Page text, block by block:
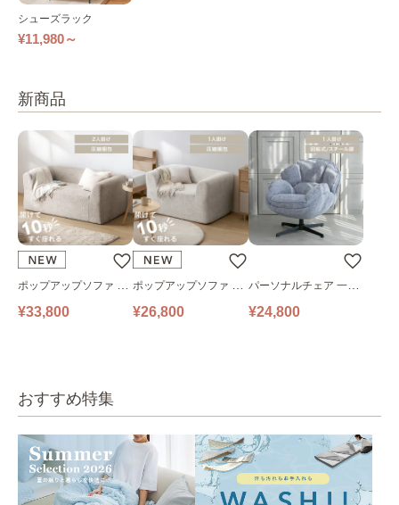
シューズラック
¥11,980～
新商品
ポップアップソファ ソ
ファ フロアソファ 幅14
¥33,800
ポップアップソファ ソ
ファ フロアソファ 幅10
¥26,800
パーソナルチェア 一人
掛けソファ O’HANA ソ
¥24,800
おすすめ特集